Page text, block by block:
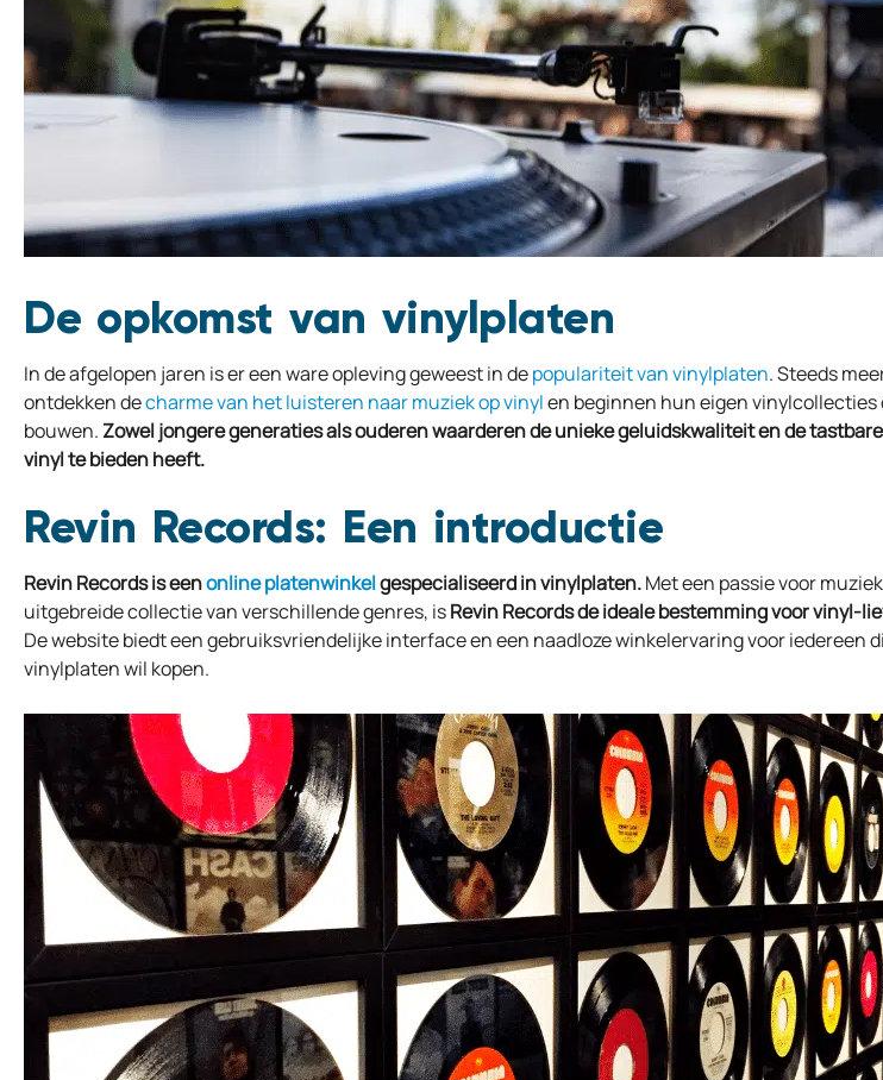
De opkomst van vinylplaten
In de afgelopen jaren is er een ware opleving geweest in depopulariteit van vinylplaten. Steeds
ontdekken decharme van het luisteren naar muziek op vinylen beginnen hun eigen vinylcollecties
bouwen.Zowel jongere generaties als ouderen waarderen de unieke geluidskwaliteit en de
vinyl te bieden heeft.
Revin Records: Een introductie
Revin Records is eenonline platenwinkelgespecialiseerd in vinylplaten.Met een passie voor
uitgebreide collectie van verschillende genres, isRevin Records de ideale bestemming voor vinyl-
De website biedt een gebruiksvriendelijke interface en een naadloze winkelervaring voor iedereen
vinylplaten wil kopen.